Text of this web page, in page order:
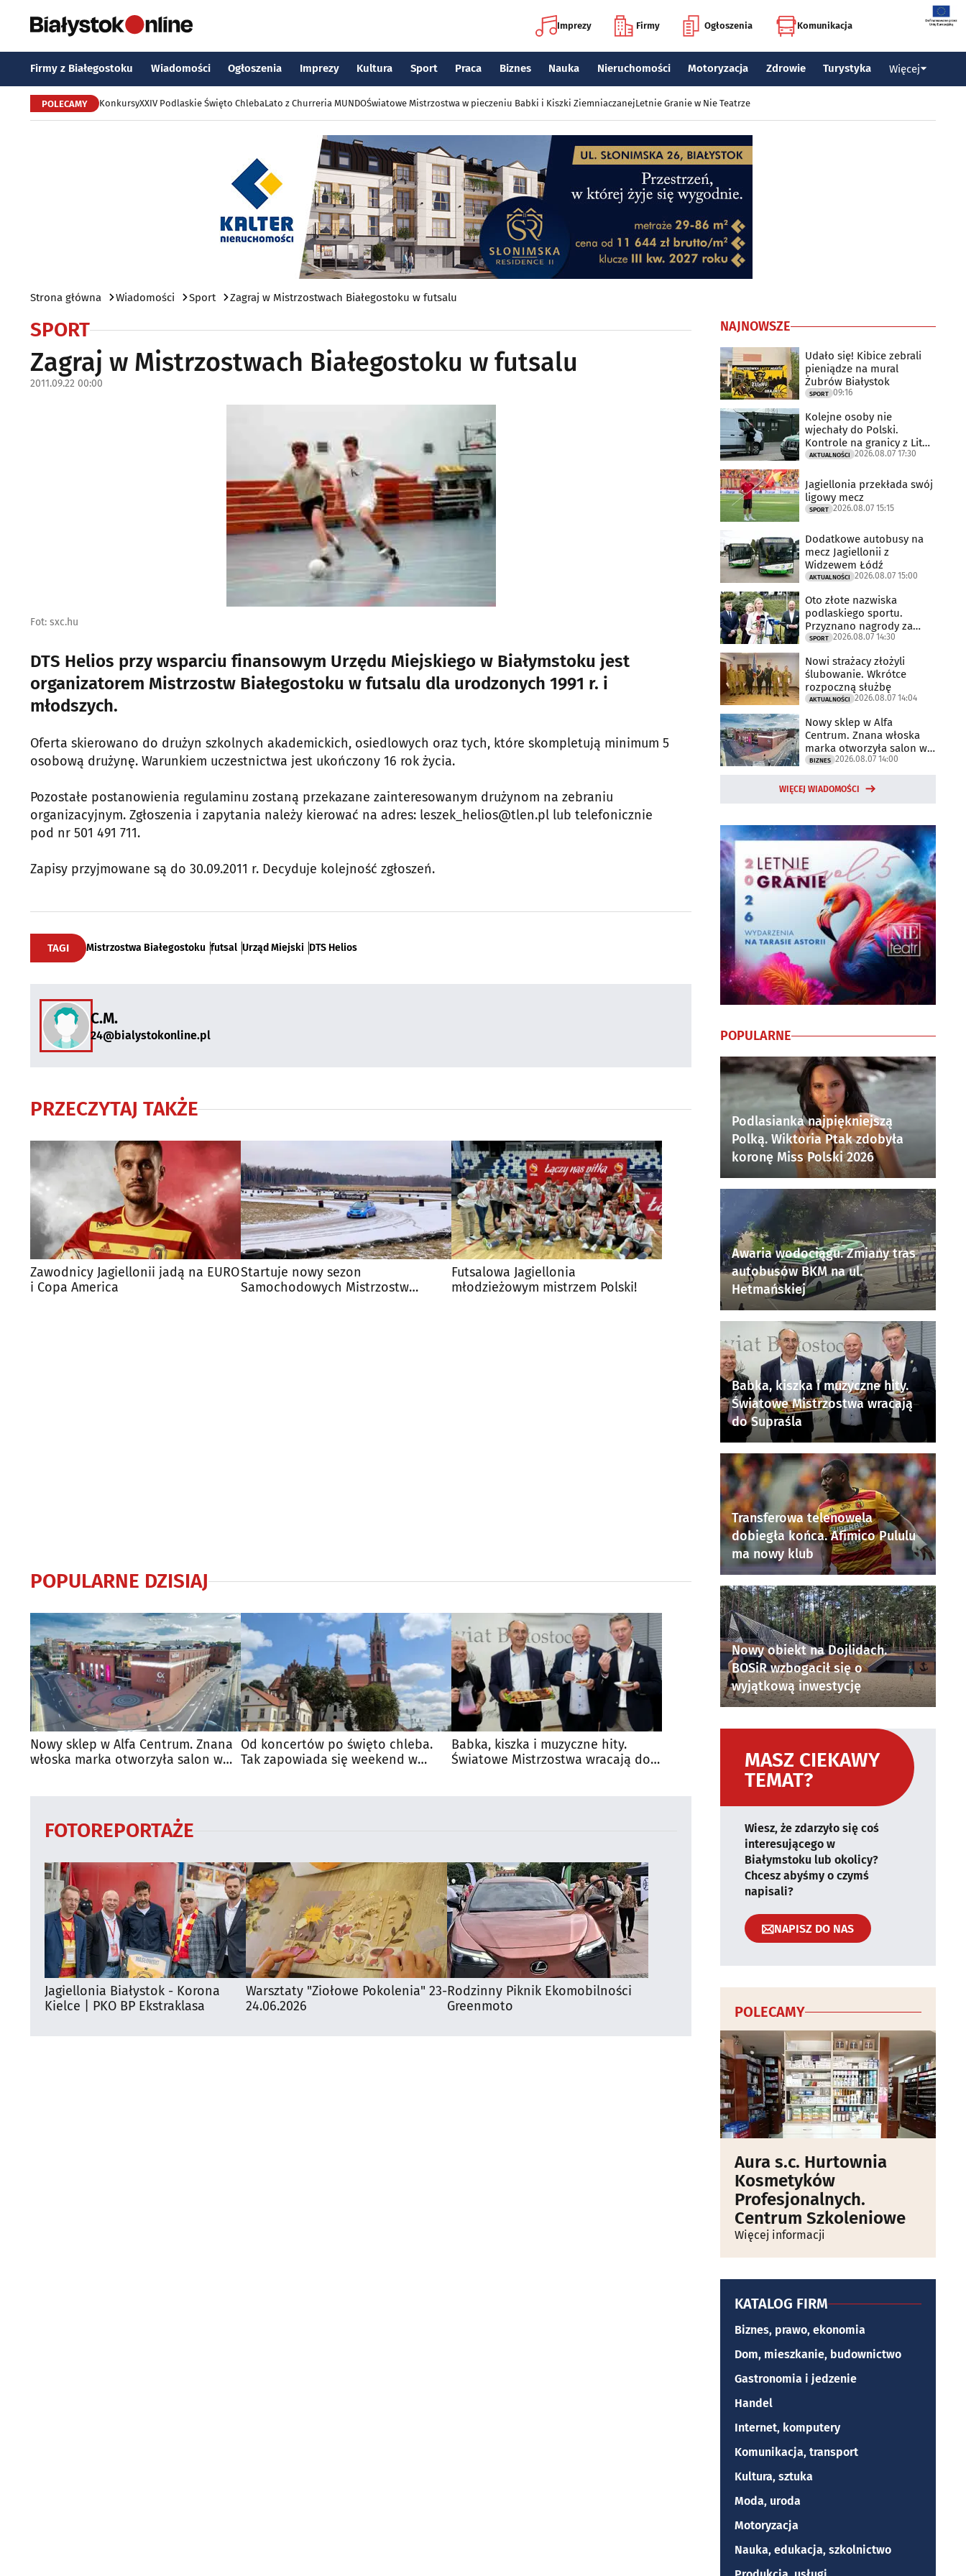
Imprezy Firmy Ogłoszenia Komunikacja
Firmy z Białegostoku Wiadomości Ogłoszenia Imprezy Kultura Sport Praca Biznes Nauka Nieruchomości Motoryzacja Zdrowie Turystyka Więcej
POLECAMY KonkursyXXIV Podlaskie Święto ChlebaLato z Churreria MUNDOŚwiatowe Mistrzostwa w pieczeniu Babki i Kiszki ZiemniaczanejLetnie Granie w Nie Teatrze
Strona główna Wiadomości Sport Zagraj w Mistrzostwach Białegostoku w futsalu
SPORT
Zagraj w Mistrzostwach Białegostoku w futsalu
2011.09.22 00:00
Fot: sxc.hu
DTS Helios przy wsparciu finansowym Urzędu Miejskiego w Białymstoku jest
organizatorem Mistrzostw Białegostoku w futsalu dla urodzonych 1991 r. i
młodszych.
Oferta skierowano do drużyn szkolnych akademickich, osiedlowych oraz tych, które skompletują minimum 5
osobową drużynę. Warunkiem uczestnictwa jest ukończony 16 rok życia.
Pozostałe postanowienia regulaminu zostaną przekazane zainteresowanym drużynom na zebraniu
organizacyjnym. Zgłoszenia i zapytania należy kierować na adres: leszek_helios@tlen.pl lub telefonicznie
pod nr 501 491 711.
Zapisy przyjmowane są do 30.09.2011 r. Decyduje kolejność zgłoszeń.
TAGI Mistrzostwa Białegostoku futsal Urząd Miejski DTS Helios
C.M.
24@bialystokonline.pl
PRZECZYTAJ TAKŻE
Zawodnicy Jagiellonii jadą na EURO
i Copa America
Startuje nowy sezon
Samochodowych Mistrzostw
Futsalowa Jagiellonia
młodzieżowym mistrzem Polski!
POPULARNE DZISIAJ
Nowy sklep w Alfa Centrum. Znana
włoska marka otworzyła salon w
Od koncertów po święto chleba.
Tak zapowiada się weekend w
Babka, kiszka i muzyczne hity.
Światowe Mistrzostwa wracają do
FOTOREPORTAŻE
Jagiellonia Białystok - Korona
Kielce | PKO BP Ekstraklasa
Warsztaty "Ziołowe Pokolenia" 23-
24.06.2026
Rodzinny Piknik Ekomobilności
Greenmoto
NAJNOWSZE
Udało się! Kibice zebrali
pieniądze na mural
Żubrów Białystok
SPORT 09:16
Kolejne osoby nie
wjechały do Polski.
Kontrole na granicy z Litwą
trwają
AKTUALNOŚCI 2026.08.07 17:30
Jagiellonia przekłada swój
ligowy mecz
SPORT 2026.08.07 15:15
Dodatkowe autobusy na
mecz Jagiellonii z
Widzewem Łódź
AKTUALNOŚCI 2026.08.07 15:00
Oto złote nazwiska
podlaskiego sportu.
Przyznano nagrody za
2025 rok
SPORT 2026.08.07 14:30
Nowi strażacy złożyli
ślubowanie. Wkrótce
rozpoczną służbę
AKTUALNOŚCI 2026.08.07 14:04
Nowy sklep w Alfa
Centrum. Znana włoska
marka otworzyła salon w
Białymstoku
BIZNES 2026.08.07 14:00
WIĘCEJ WIADOMOŚCI
POPULARNE
Podlasianka najpiękniejszą
Polką. Wiktoria Ptak zdobyła
koronę Miss Polski 2026
Awaria wodociągu. Zmiany tras
autobusów BKM na ul.
Hetmańskiej
Babka, kiszka i muzyczne hity.
Światowe Mistrzostwa wracają
do Supraśla
Transferowa telenowela
dobiegła końca. Afimico Pululu
ma nowy klub
Nowy obiekt na Dojlidach.
BOSiR wzbogacił się o
wyjątkową inwestycję
MASZ CIEKAWY
TEMAT?
Wiesz, że zdarzyło się coś
interesującego w
Białymstoku lub okolicy?
Chcesz abyśmy o czymś
napisali?
NAPISZ DO NAS
POLECAMY
Aura s.c. Hurtownia
Kosmetyków
Profesjonalnych.
Centrum Szkoleniowe
Więcej informacji
KATALOG FIRM
Biznes, prawo, ekonomia
Dom, mieszkanie, budownictwo
Gastronomia i jedzenie
Handel
Internet, komputery
Komunikacja, transport
Kultura, sztuka
Moda, uroda
Motoryzacja
Nauka, edukacja, szkolnictwo